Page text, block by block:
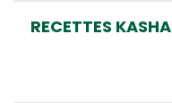
RECETTES KASHA